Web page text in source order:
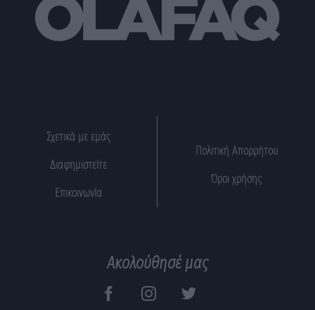
Σχετικά με εμάς
Διαφημιστείτε
Επικοινωνία
Πολιτική Απορρήτου
Όροι χρήσης
Ακολούθησέ μας